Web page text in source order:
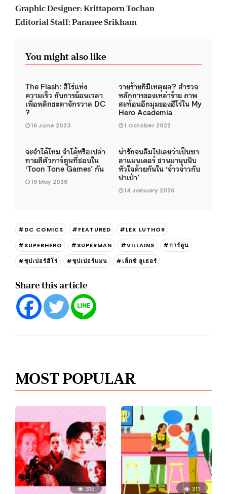
Graphic Designer: Krittaporn Tochan
Editorial Staff: Paranee Srikham
You might also like
The Flash: ฮีโร่แห่ง
ความเร็ว กับการย้อนเวลา
เพื่อพลิกชะตาจักรวาล DC
?
16 June 2023
วายร้ายก็มีเหตุผล? สำรวจ
หลักการของเหล่าร้าย ภาพ
สะท้อนอีกมุมของฮีโร่ใน My
Hero Academia
1 October 2022
จะจำได้ไหม จำได้หรือเปล่า
ทายสีตัวการ์ตูนที่ชอบใน
‘Toon Tone Games’ กัน
19 May 2026
น่ารักจนลืมไปเลยว่าเป็นซา
ลาแมนเดอร์ ชวนมานุบนิบ
หัวใจด้วยกันใน ‘จ๋าวจ่าวกับ
ปาเป่า’
14 January 2026
#DC COMICS #FEATURED
#LEX LUTHOR
#SUPERHERO
#SUPERMAN #VILLAINS
#การ์ตูน
#ซุปเปอร์ฮีโร่
#ซุปเปอร์แมน #เล็กซ์ ลูเธอร์
Share this article
MOST POPULAR
315 311